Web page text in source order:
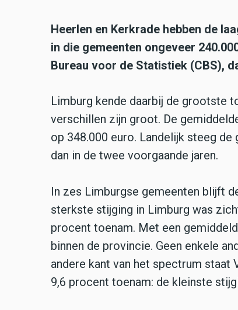
Heerlen en Kerkrade hebben de
in die gemeenten ongeveer
Bureau voor de Statistiek (CBS),
Limburg kende daarbij de grootste
verschillen zijn groot. De
op 348.000 euro. Landelijk steeg
dan in de twee voorgaande jaren.
In zes Limburgse gemeenten blijft
sterkste stijging in Limburg was
procent toenam. Met een
binnen de provincie. Geen enkele
andere kant van het spectrum staat
9,6 procent toenam: de kleinste